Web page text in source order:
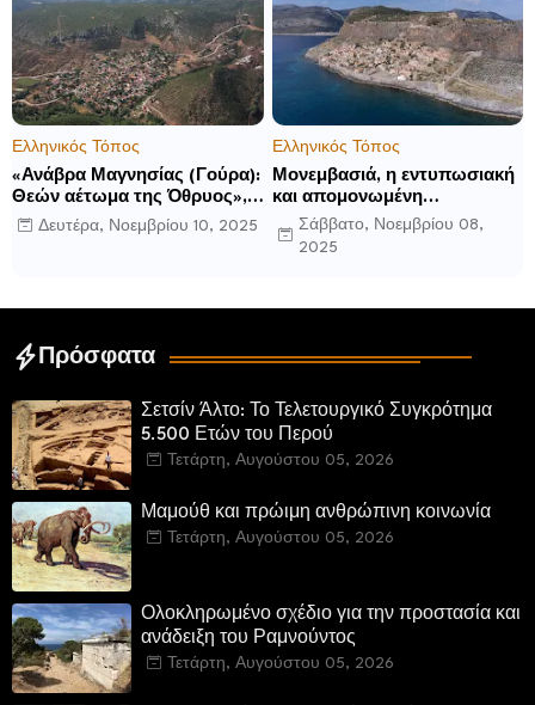
ανοίγματα για το 2026 και
μετά
Ελληνικός Τόπος
«Ανάβρα Μαγνησίας (Γούρα):
Θεών αέτωμα της Όθρυος»,
γράφει ο Δημήτρης Β.
Καρέλης
Δευτέρα, Νοεμβρίου 10, 2025
Ελληνικός Τόπος
Μονεμβασιά, η εντυπωσιακή
και απομονωμένη
οχυρωμένη πόλη που
ιδρύθηκε από τους
Σάββατο, Νοεμβρίου 08,
2025
Πρόσφατα
Σετσίν Άλτο: Το Τελετουργικό Συγκρότημα
5.500 Ετών του Περού
Τετάρτη, Αυγούστου 05, 2026
Μαμούθ και πρώιμη ανθρώπινη κοινωνία
Τετάρτη, Αυγούστου 05, 2026
Ολοκληρωμένο σχέδιο για την προστασία και
ανάδειξη του Ραμνούντος
Τετάρτη, Αυγούστου 05, 2026